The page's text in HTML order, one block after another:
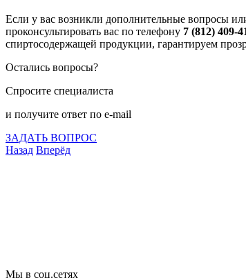
Если у вас возникли дополнительные вопросы
проконсультировать вас по телефону 7 (812) 409-
спиртосодержащей продукции, гарантируем
Остались вопросы?
Спросите специалиста
и получите ответ по e-mail
ЗАДАТЬ ВОПРОС
Назад Вперёд
Мы в соц.сетях